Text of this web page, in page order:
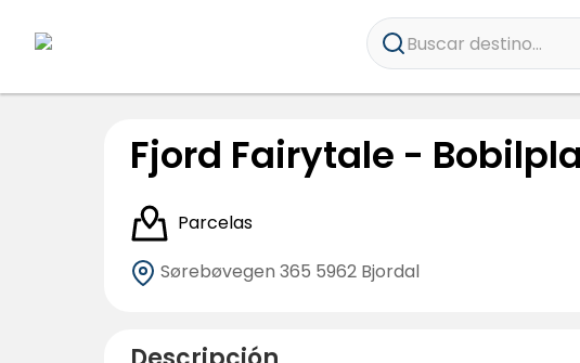
Buscar destino...
Fjord Fairytale -
Parcelas
Sørebøvegen 365 5962 Bjordal